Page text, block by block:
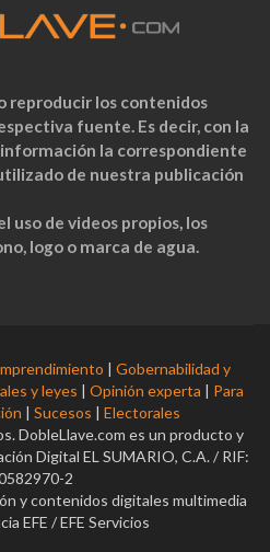
reproducir los contenidos
fuente. Es decir, con la
la correspondiente
de nuestra publicación
uso de videos propios, los
logo o marca de agua.
| Gobernabilidad y
y leyes | Opinión experta | Para
| Sucesos | Electorales
DobleLlave.com es un producto y
Digital EL SUMARIO, C.A. / RIF:
2
y contenidos digitales multimedia
EFE / EFE Servicios